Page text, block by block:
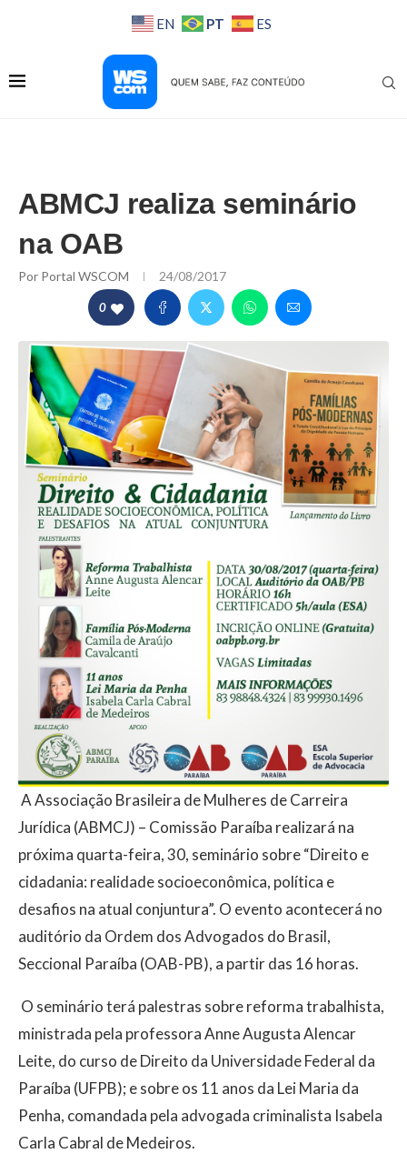
EN PT ES
ABMCJ realiza seminário
na OAB
Por Portal WSCOM 24/08/2017
0
A Associação Brasileira de Mulheres de Carreira
Jurídica (ABMCJ) – Comissão Paraíba realizará na
próxima quarta-feira, 30, seminário sobre “Direito e
cidadania: realidade socioeconômica, política e
desafios na atual conjuntura”. O evento acontecerá no
auditório da Ordem dos Advogados do Brasil,
Seccional Paraíba (OAB-PB), a partir das 16 horas.
O seminário terá palestras sobre reforma trabalhista,
ministrada pela professora Anne Augusta Alencar
Leite, do curso de Direito da Universidade Federal da
Paraíba (UFPB); e sobre os 11 anos da Lei Maria da
Penha, comandada pela advogada criminalista Isabela
Carla Cabral de Medeiros.